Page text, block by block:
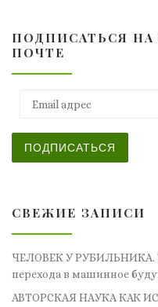
ПОДПИСАТЬСЯ
ПОЧТЕ
ПОДПИСАТЬСЯ
СВЕЖИЕ ЗАПИСИ
ЧЕЛОВЕК У РУБИЛЬНИКА.
перехода в машинное
АВТОРСКАЯ НАУКА КАК